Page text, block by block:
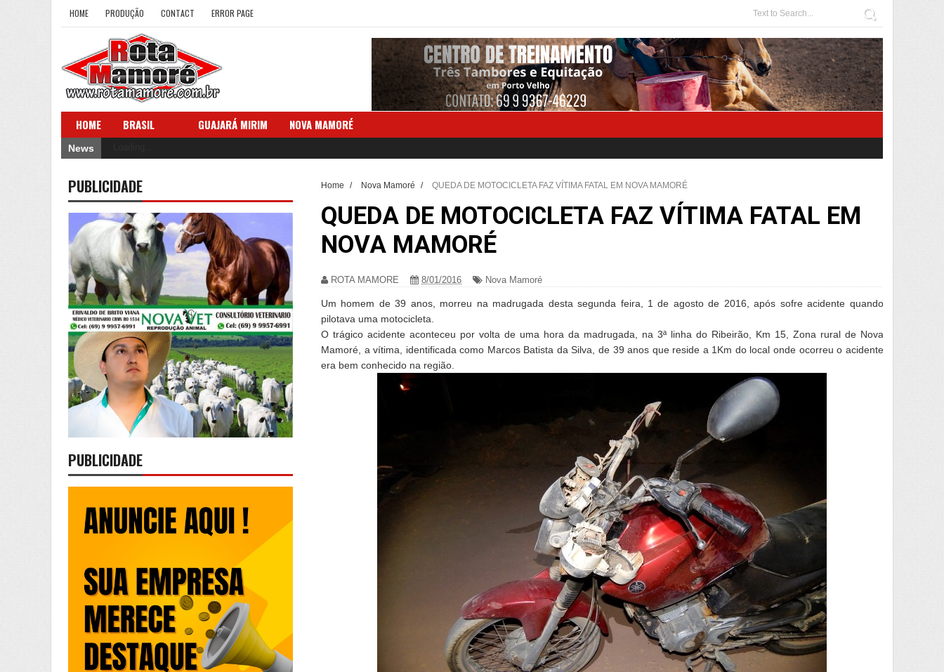
HOME PRODUÇÃO CONTACT ERROR PAGE
HOME BRASIL GUAJARÁ MIRIM NOVA MAMORÉ
News
Home / Nova Mamoré / QUEDA DE MOTOCICLETA FAZ VÍTIMA FATAL EM NOVA MAMORÉ
QUEDA DE MOTOCICLETA FAZ VÍTIMA FATAL EM
NOVA MAMORÉ
ROTA MAMORE 8/01/2016 Nova Mamoré
Um homem de 39 anos, morreu na madrugada desta segunda feira, 1 de agosto de 2016, após sofre acidente quando
pilotava uma motocicleta.
O trágico acidente aconteceu por volta de uma hora da madrugada, na 3ª linha do Ribeirão, Km 15, Zona rural de Nova
Mamoré, a vítima, identificada como Marcos Batista da Silva, de 39 anos que reside a 1Km do local onde ocorreu o acidente
era bem conhecido na região.
PUBLICIDADE
PUBLICIDADE